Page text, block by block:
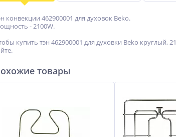
конвекции 462900001 для духовок Beko.
- 2100W.
купить тэн 462900001 для духовки Beko круглый,
товары